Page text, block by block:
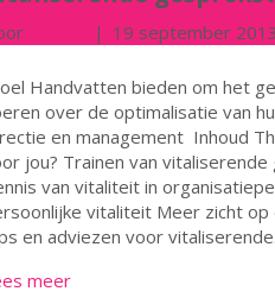
| 19 september 2013
Handvatten bieden om het
over de optimalisatie van
en management Inhoud
jou? Trainen van
van vitaliteit in
vitaliteit Meer zicht
en adviezen voor
meer